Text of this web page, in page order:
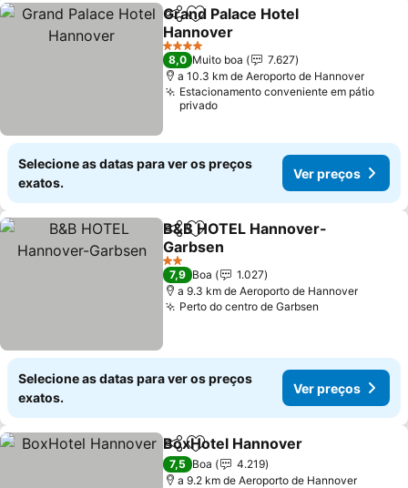
PartilharAdicionar aos favoritos
Grand Palace Hotel
Hannover
4 Estrelas
8,0 Muito boa
7.627
a 10.3 km de Aeroporto de Hannover
Estacionamento conveniente em pátio
privado
Selecione as datas para ver os preços
exatos.
Ver preços
PartilharAdicionar aos favoritos
B&B HOTEL Hannover-
Garbsen
2 Estrelas
7,9 Boa
1.027
a 9.3 km de Aeroporto de Hannover
Perto do centro de Garbsen
Selecione as datas para ver os preços
exatos.
Ver preços
PartilharAdicionar aos favoritos
BoxHotel Hannover
7,5 Boa
4.219
a 9.2 km de Aeroporto de Hannover